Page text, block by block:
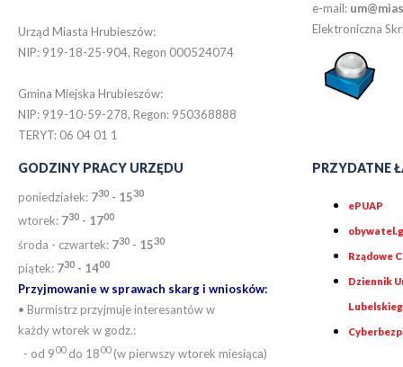
Urząd Miasta Hrubieszów:
NIP: 919-18-25-904, Regon 000524074
Gmina Miejska Hrubieszów:
NIP: 919-10-59-278, Regon: 950368888
TERYT: 06 04 01 1
e-mail:
Elektroniczna
GODZINY PRACY URZĘDU
poniedziałek: 730 - 1530
wtorek: 730 - 1700
środa - czwartek: 730 - 1530
piątek: 730 - 1400
Przyjmowanie w sprawach skarg i wniosków:
• Burmistrz przyjmuje interesantów w
każdy wtorek w godz.:
- od 900do 1800(w pierwszy wtorek miesiąca)
PRZYDATNE
ePUAP
Rządowe
Dziennik